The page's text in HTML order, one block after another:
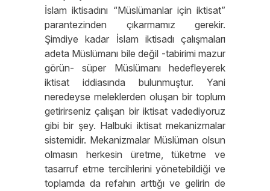
İslam iktisadını “Müslümanlar için iktisat”
parantezinden çıkarmamız gerekir.
Şimdiye kadar İslam iktisadı çalışmaları
adeta Müslümanı bile değil -tabirimi mazur
görün- süper Müslümanı hedefleyerek
iktisat iddiasında bulunmuştur. Yani
neredeyse meleklerden oluşan bir toplum
getirirseniz çalışan bir iktisat vadediyoruz
gibi bir şey. Halbuki iktisat mekanizmalar
sistemidir. Mekanizmalar Müslüman olsun
olmasın herkesin üretme, tüketme ve
tasarruf etme tercihlerini yönetebildiği ve
toplamda da refahın arttığı ve gelirin de